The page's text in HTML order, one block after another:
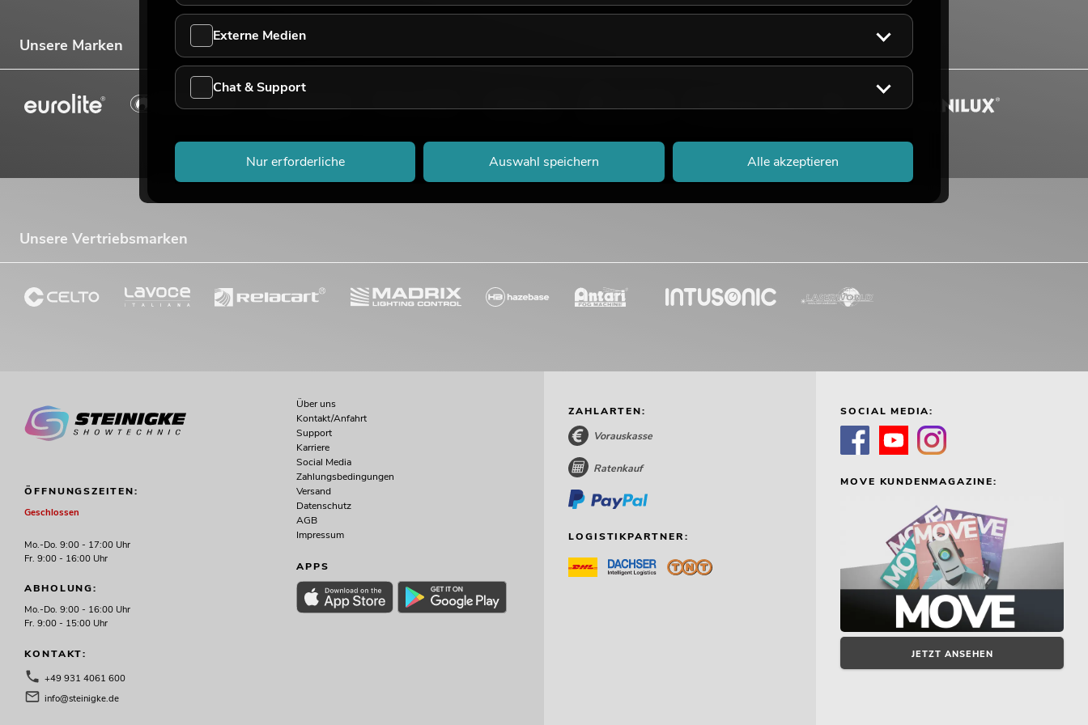
Unsere Marken
Unsere Vertriebsmarken
ÖFFNUNGSZEITEN:
Geschlossen
Mo.-Do. 9:00 - 17:00 Uhr
Fr. 9:00 - 16:00 Uhr
ABHOLUNG:
Mo.-Do. 9:00 - 16:00 Uhr
Fr. 9:00 - 15:00 Uhr
KONTAKT:
+49 931 4061 600
info@steinigke.de
Über uns
Kontakt/Anfahrt
Support
Karriere
Social Media
Zahlungsbedingungen
Versand
Datenschutz
AGB
Impressum
APPS
ZAHLARTEN:
Vorauskasse
Ratenkauf
LOGISTIKPARTNER:
SOCIAL MEDIA:
MOVE KUNDENMAGAZINE:
JETZT ANSEHEN
Externe Medien
Chat & Support
Nur erforderliche Auswahl speichern Alle akzeptieren